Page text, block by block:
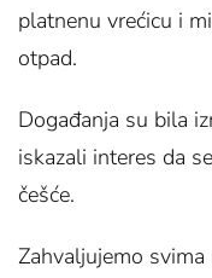
platnenu vrećicu i
otpad.
Događanja su bila
iskazali interes da
češće.
Zahvaljujemo